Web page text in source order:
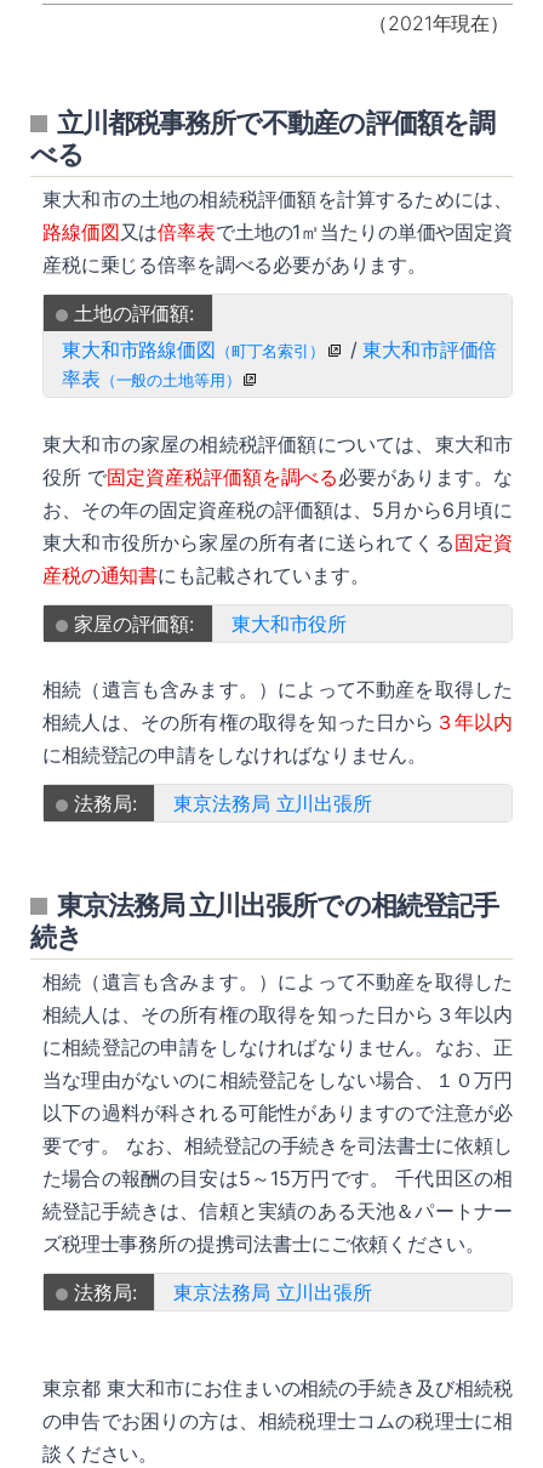
（2021年現在）
立川都税事務所で不動産の評価額を調
べる
東大和市の土地の相続税評価額を計算するためには、
路線価図又は倍率表で土地の1㎡当たりの単価や固定資
産税に乗じる倍率を調べる必要があります。
土地の評価額:
東大和市路線価図 （町丁名索引） /東大和市評価倍
率表 （一般の土地等用）
東大和市の家屋の相続税評価額については、東大和市
役所 で固定資産税評価額を調べる必要があります。な
お、その年の固定資産税の評価額は、5月から6月頃に
東大和市役所から家屋の所有者に送られてくる固定資
産税の通知書にも記載されています。
家屋の評価額:
東大和市役所
相続（遺言も含みます。）によって不動産を取得した
相続人は、その所有権の取得を知った日から ３年以内
に相続登記の申請をしなければなりません。
法務局:
東京法務局 立川出張所
東京法務局 立川出張所での相続登記手
続き
相続（遺言も含みます。）によって不動産を取得した
相続人は、その所有権の取得を知った日から３年以内
に相続登記の申請をしなければなりません。なお、正
当な理由がないのに相続登記をしない場合、１０万円
以下の過料が科される可能性がありますので注意が必
要です。 なお、相続登記の手続きを司法書士に依頼し
た場合の報酬の目安は5～15万円です。 千代田区の相
続登記手続きは、信頼と実績のある天池＆パートナー
ズ税理士事務所の提携司法書士にご依頼ください。
法務局:
東京法務局 立川出張所
東京都 東大和市にお住まいの相続の手続き及び相続税
の申告でお困りの方は、相続税理士コムの税理士に相
談ください。